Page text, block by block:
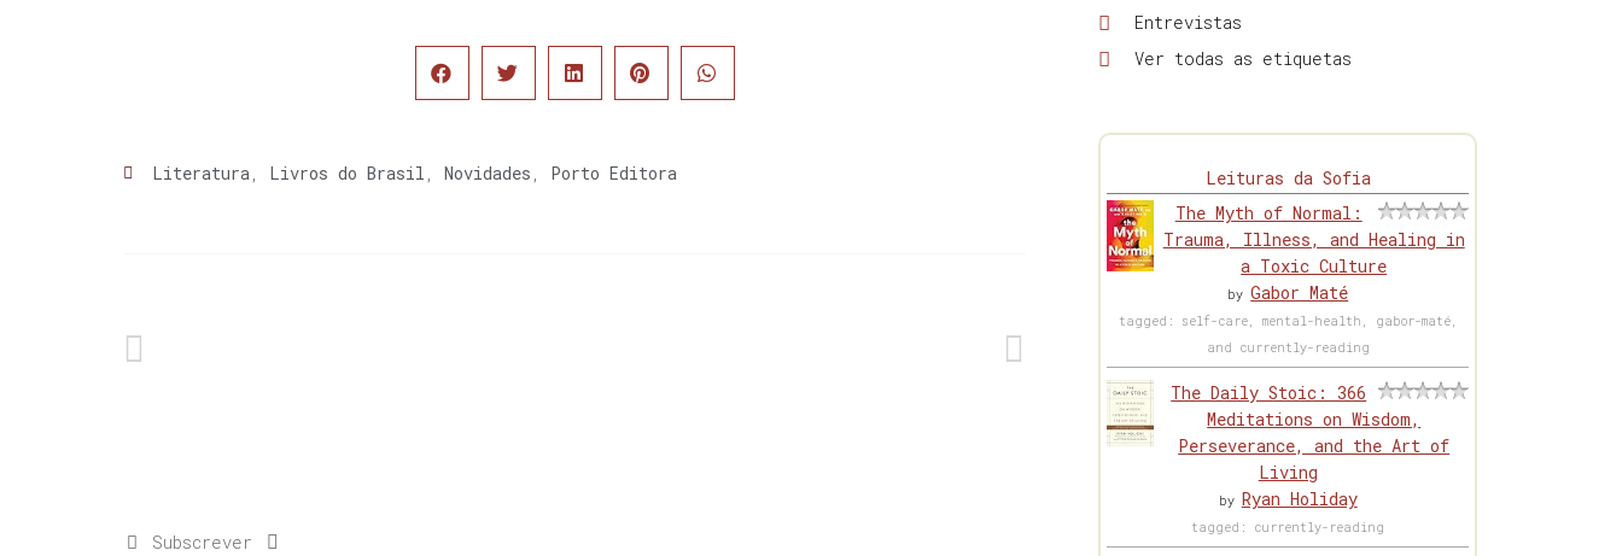
Literatura, Livros do Brasil , Novidades , Porto Editora
Subscrever
Entrevistas
Ver todas as etiquetas
Leituras da Sofia
The Myth of Normal:
Trauma, Illness, and Healing in
a Toxic Culture
byGabor Maté
tagged: self-care, mental-health, gabor-maté,
and currently-reading
The Daily Stoic: 366
Meditations on Wisdom,
Perseverance, and the Art of
Living
by Ryan Holiday
tagged: currently-reading